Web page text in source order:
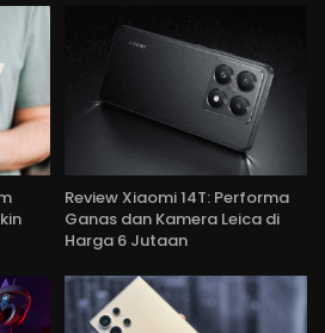
Review Xiaomi 14T: Performa
Ganas dan Kamera Leica di
Harga 6 Jutaan